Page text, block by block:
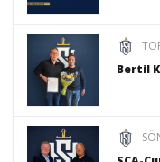
Bertil